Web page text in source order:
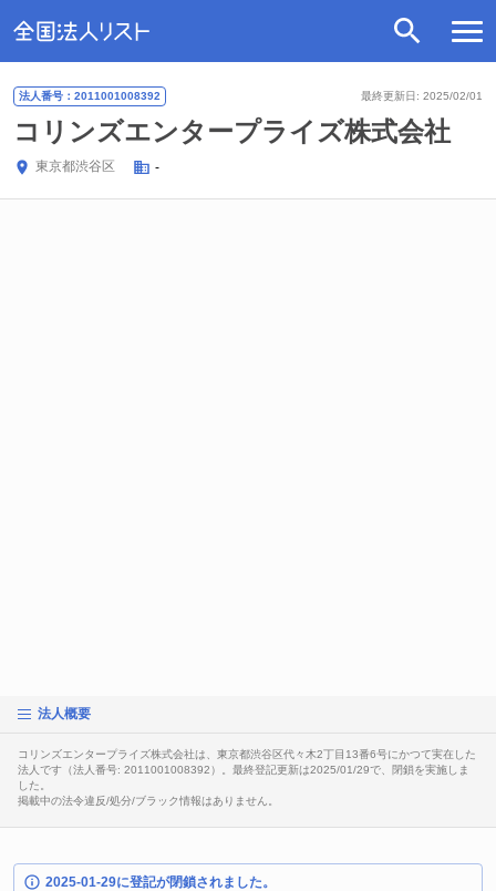
最終更新日: 2025/02/01
法人番号：2011001008392
コリンズエンタープライズ株式会社
東京都渋谷区 -
法人概要
コリンズエンタープライズ株式会社は、東京都渋谷区代々木2丁目13番6号にかつて実在した
法人です（法人番号: 2011001008392）。最終登記更新は2025/01/29で、閉鎖を実施しま
した。
掲載中の法令違反/処分/ブラック情報はありません。
2025-01-29に登記が閉鎖されました。